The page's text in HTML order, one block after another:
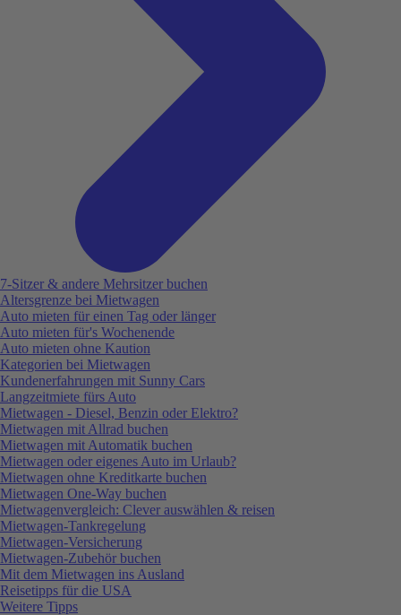
7-Sitzer & andere Mehrsitzer buchen
Altersgrenze bei Mietwagen
Auto mieten für einen Tag oder länger
Auto mieten für's Wochenende
Auto mieten ohne Kaution
Kategorien bei Mietwagen
Kundenerfahrungen mit Sunny Cars
Langzeitmiete fürs Auto
Mietwagen - Diesel, Benzin oder Elektro?
Mietwagen mit Allrad buchen
Mietwagen mit Automatik buchen
Mietwagen oder eigenes Auto im Urlaub?
Mietwagen ohne Kreditkarte buchen
Mietwagen One-Way buchen
Mietwagenvergleich: Clever auswählen & reisen
Mietwagen-Tankregelung
Mietwagen-Versicherung
Mietwagen-Zubehör buchen
Mit dem Mietwagen ins Ausland
Reisetipps für die USA
Weitere Tipps